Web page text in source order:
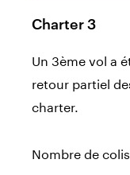
Charter 3
Un 3ème vol a
retour partiel
charter.
Nombre de